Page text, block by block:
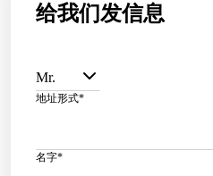
给我们发信息
Mr.
地址形式*
名字*